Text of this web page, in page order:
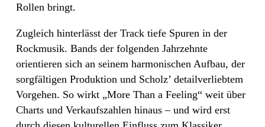
Rollen bringt.
Zugleich hinterlässt der Track tiefe Spuren in der
Rockmusik. Bands der folgenden Jahrzehnte
orientieren sich an seinem harmonischen Aufbau, der
sorgfältigen Produktion und Scholz’ detailverliebtem
Vorgehen. So wirkt „More Than a Feeling“ weit über
Charts und Verkaufszahlen hinaus – und wird erst